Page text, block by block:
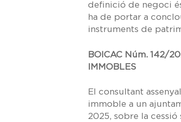
definició de negoci
ha de portar a
instruments de
BOICAC Núm. 142/
IMMOBLES
El consultant
immoble a un
2025, sobre la cessió